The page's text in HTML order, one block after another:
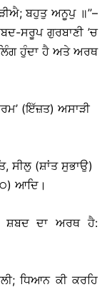
ਬਹੁਤੁ ਅਨੂਪੁ ॥’’–
ਸਰੂਪ ਗੁਰਬਾਣੀ ’ਚ
ਹੁੰਦਾ ਹੈ ਅਤੇ ਅਰਥ
(ਇੱਜ਼ਤ) ਅਸਾੜੀ
ਸੀਲੁ (ਸ਼ਾਂਤ ਸੁਭਾਉ)
ਆਦਿ।
ਸ਼ਬਦ ਦਾ ਅਰਥ ਹੈ:
ਧਿਆਨ ਕੀ ਕਰਹਿ